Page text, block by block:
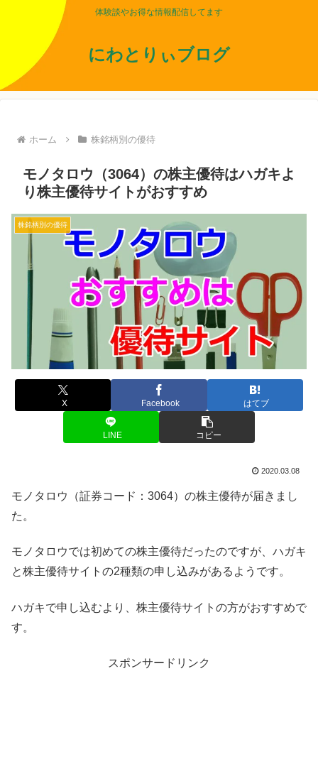
体験談やお得な情報配信してます
にわとりぃブログ
ホーム 株銘柄別の優待
モノタロウ（3064）の株主優待はハガキよ
り株主優待サイトがおすすめ
株銘柄別の優待
X Facebook はてブ
LINE コピー
2020.03.08
モノタロウ（証券コード：3064）の株主優待が届きまし
た。
モノタロウでは初めての株主優待だったのですが、ハガキ
と株主優待サイトの2種類の申し込みがあるようです。
ハガキで申し込むより、株主優待サイトの方がおすすめで
す。
スポンサードリンク